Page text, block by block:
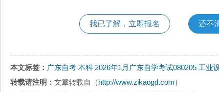
我已了解，立即报名 还不
本文标签： 广东自考 本科 2026年1月广东自学考试080205 工业
转载请注明： 文章转载自（http://www.zikaogd.com）